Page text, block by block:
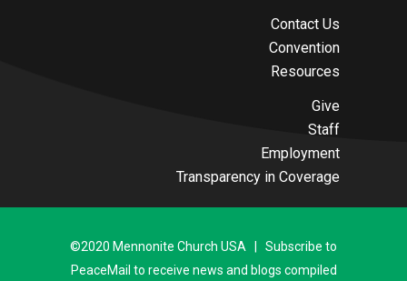
Contact Us
Convention
Resources
Give
Staff
Employment
Transparency in Coverage
©2020 Mennonite Church USA | Subscribe to
PeaceMail to receive news and blogs compiled